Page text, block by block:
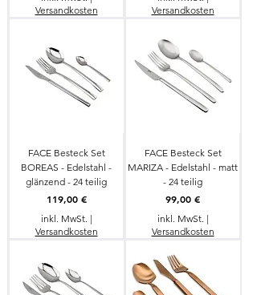
Versandkosten
Versandkosten
FACE Besteck Set
BOREAS - Edelstahl -
glänzend - 24 teilig
Preis
119,00 €
inkl. MwSt. |
Versandkosten
FACE Besteck Set
MARIZA - Edelstahl - matt
- 24 teilig
Preis
99,00 €
inkl. MwSt. |
Versandkosten